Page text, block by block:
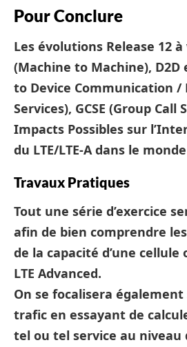
Pour Conclure
Les évolutions Release 12
(Machine to Machine), D2D
to Device Communication /
Services), GCSE (Group Call
Impacts Possibles sur
du LTE/LTE-A dans le monde
Travaux Pratiques
Tout une série d’exercice
afin de bien comprendre
de la capacité d’une cellule
LTE Advanced.
On se focalisera
trafic en essayant de
tel ou tel service au niveau